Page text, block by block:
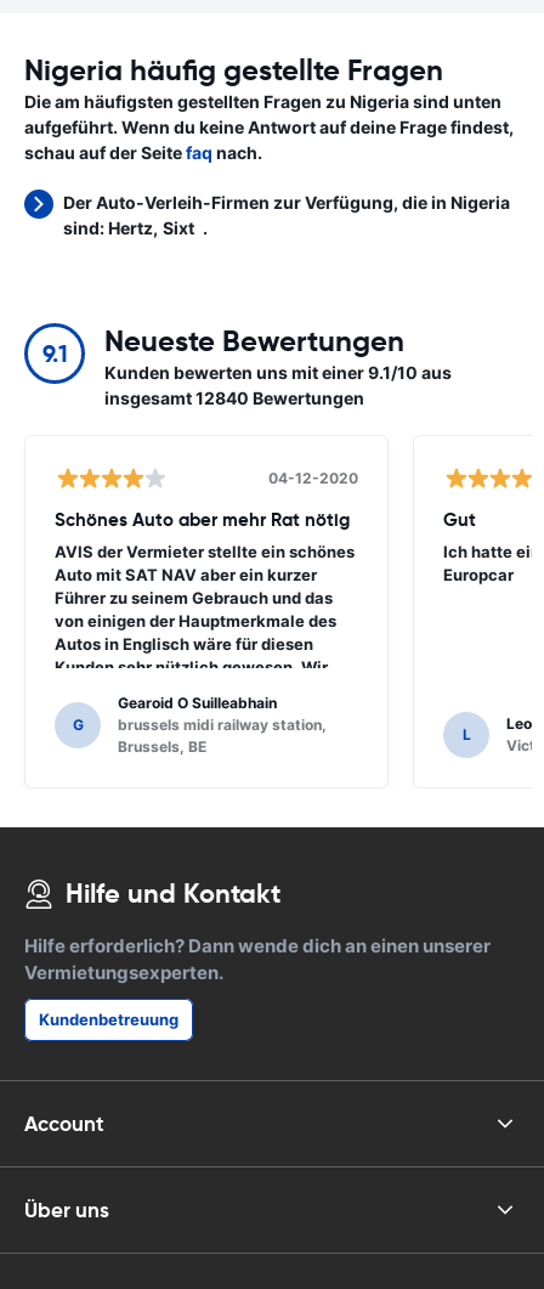
Nigeria häufig gestellte Fragen
Die am häufigsten gestellten Fragen zu Nigeria sind unten
aufgeführt. Wenn du keine Antwort auf deine Frage findest,
schau auf der Seitefaq nach.
Der Auto-Verleih-Firmen zur Verfügung, die in Nigeria
sind:Hertz Sixt .
9.1 Neueste Bewertungen
Kunden bewerten uns mit einer 9.1/10 aus
insgesamt 12840 Bewertungen
04-12-2020
Schönes Auto aber mehr Rat nötig
AVIS der Vermieter stellte ein schönes
Auto mit SAT NAV aber ein kurzer
Führer zu seinem Gebrauch und das
von einigen der Hauptmerkmale des
Autos in Englisch wäre für diesen
Kunden sehr nützlich gewesen. Wir
Einheimischen zur Führung fragen und
nur dafür hätten wir die Funktionen
des SAT NAV nicht herausgefunden.
G
Gearoid O Suilleabhain
brussels midi railway station,
Brussels, BE
Gut
Ich hatte
Europcar
L
Hilfe und Kontakt
Hilfe erforderlich? Dann wende dich an einen unserer
Vermietungsexperten.
Kundenbetreuung
Account
Über uns